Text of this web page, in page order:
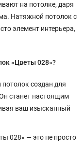
на потолке, даря
Натяжной потолок с
элемент интерьера,
«Цветы 028»?
создан для
станет настоящим
ваш изысканный
028» — это не просто